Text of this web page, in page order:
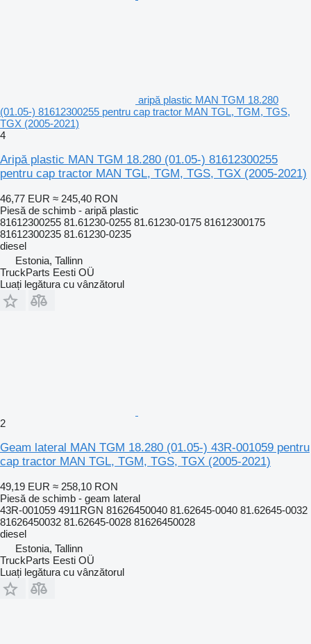
aripă plastic MAN TGM 18.280
(01.05-) 81612300255 pentru cap tractor MAN TGL, TGM, TGS,
TGX (2005-2021)
4
Aripă plastic MAN TGM 18.280 (01.05-) 81612300255
pentru cap tractor MAN TGL, TGM, TGS, TGX (2005-2021)
46,77 EUR ≈ 245,40 RON
Piesă de schimb - aripă plastic
81612300255 81.61230-0255 81.61230-0175 81612300175
81612300235 81.61230-0235
diesel
Estonia, Tallinn
TruckParts Eesti OÜ
Luați legătura cu vânzătorul
2
Geam lateral MAN TGM 18.280 (01.05-) 43R-001059 pentru
cap tractor MAN TGL, TGM, TGS, TGX (2005-2021)
49,19 EUR ≈ 258,10 RON
Piesă de schimb - geam lateral
43R-001059 4911RGN 81626450040 81.62645-0040 81.62645-0032
81626450032 81.62645-0028 81626450028
diesel
Estonia, Tallinn
TruckParts Eesti OÜ
Luați legătura cu vânzătorul